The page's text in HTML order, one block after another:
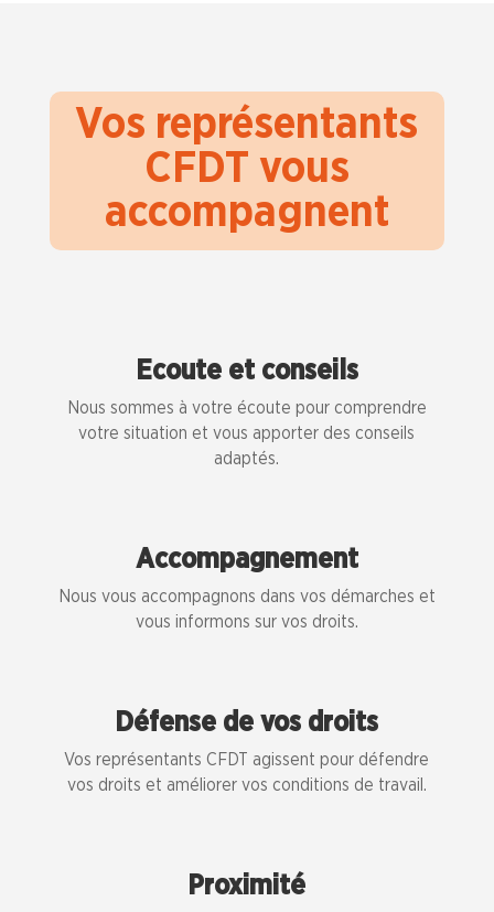
Vos représentants
CFDT vous
accompagnent
Ecoute et conseils
Nous sommes à votre écoute pour comprendre
votre situation et vous apporter des conseils
adaptés.
Accompagnement
Nous vous accompagnons dans vos démarches et
vous informons sur vos droits.
Défense de vos droits
Vos représentants CFDT agissent pour défendre
vos droits et améliorer vos conditions de travail.
Proximité